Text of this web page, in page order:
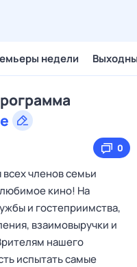
недели
0
членов семьи
кино! На
и гостеприимства,
взаимовыручки и
нашего
испытать самые